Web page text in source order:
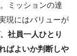
ミッションの達
現にはバリューが
社員一人ひとり
ばよいか判断しや